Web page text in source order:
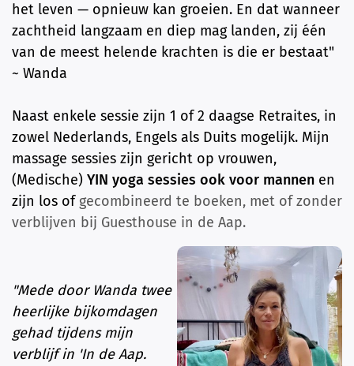
het leven — opnieuw kan groeien. En dat wanneer
zachtheid langzaam en diep mag landen, zij één
van de meest helende krachten is die er bestaat"
~ Wanda
Naast enkele sessie zijn 1 of 2 daagse Retraites, in
zowel Nederlands, Engels als Duits mogelijk. Mijn
massage sessies zijn gericht op vrouwen,
(Medische) YIN yoga sessies ook voor mannen en
zijn los of gecombineerd te boeken, met of zonder
verblijven bij Guesthouse in de Aap.
"Mede door Wanda twee
heerlijke bijkomdagen
gehad tijdens mijn
verblijf in 'In de Aap.